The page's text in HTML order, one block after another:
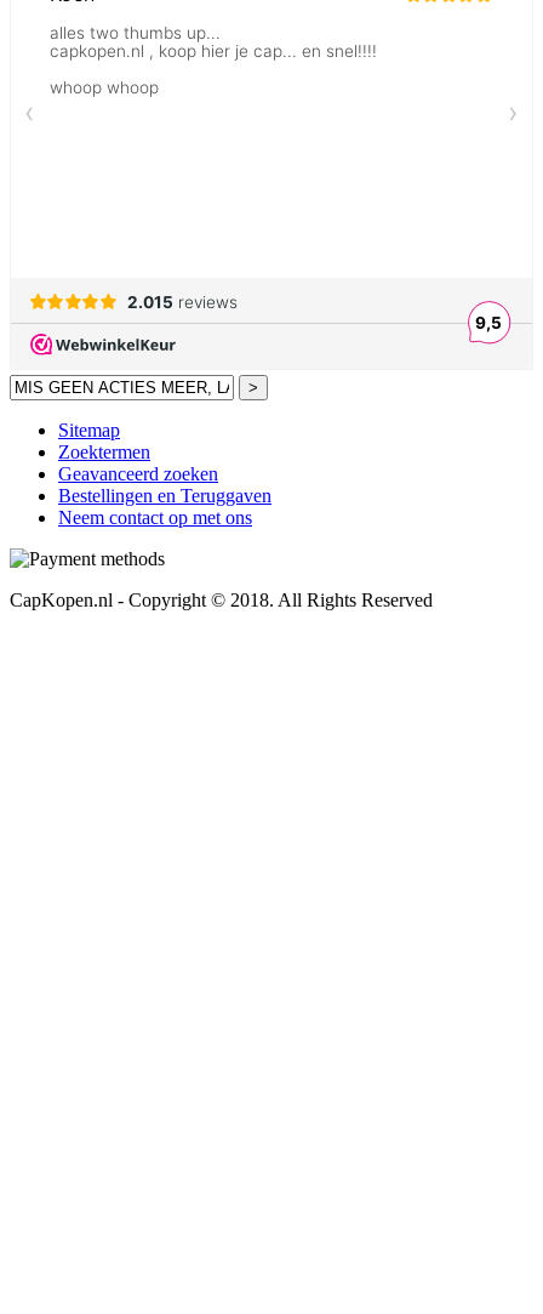
>
Sitemap
Zoektermen
Geavanceerd zoeken
Bestellingen en Teruggaven
Neem contact op met ons
CapKopen.nl - Copyright © 2018. All Rights Reserved